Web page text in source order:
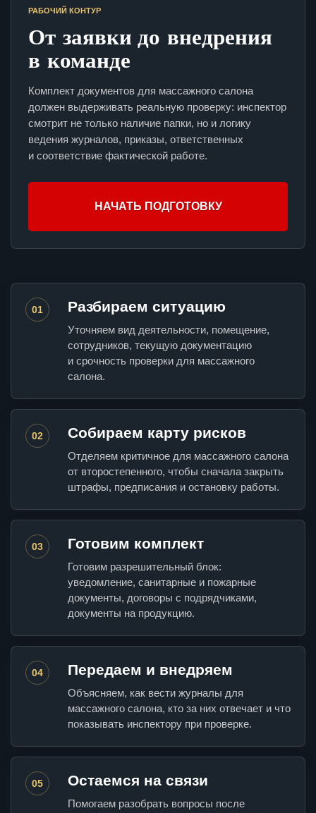
РАБОЧИЙ КОНТУР
От заявки до внедрения
в команде
Комплект документов для массажного салона
должен выдерживать реальную проверку: инспектор
смотрит не только наличие папки, но и логику
ведения журналов, приказы, ответственных
и соответствие фактической работе.
НАЧАТЬ ПОДГОТОВКУ
01 Разбираем ситуацию
Уточняем вид деятельности, помещение,
сотрудников, текущую документацию
и срочность проверки для массажного
салона.
02 Собираем карту рисков
Отделяем критичное для массажного салона
от второстепенного, чтобы сначала закрыть
штрафы, предписания и остановку работы.
03 Готовим комплект
Готовим разрешительный блок:
уведомление, санитарные и пожарные
документы, договоры с подрядчиками,
документы на продукцию.
04 Передаем и внедряем
Объясняем, как вести журналы для
массажного салона, кто за них отвечает и что
показывать инспектору при проверке.
05 Остаемся на связи
Помогаем разобрать вопросы после